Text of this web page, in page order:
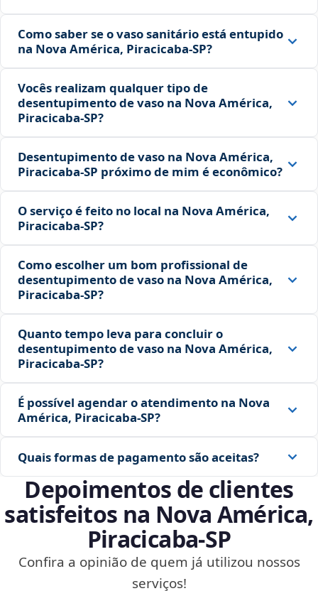
Como saber se o vaso sanitário está entupido
na Nova América, Piracicaba‑SP?
Vocês realizam qualquer tipo de
desentupimento de vaso na Nova América,
Piracicaba‑SP?
Desentupimento de vaso na Nova América,
Piracicaba‑SP próximo de mim é econômico?
O serviço é feito no local na Nova América,
Piracicaba‑SP?
Como escolher um bom profissional de
desentupimento de vaso na Nova América,
Piracicaba‑SP?
Quanto tempo leva para concluir o
desentupimento de vaso na Nova América,
Piracicaba‑SP?
É possível agendar o atendimento na Nova
América, Piracicaba‑SP?
Quais formas de pagamento são aceitas?
Depoimentos de clientes
satisfeitos na Nova América,
Piracicaba‑SP
Confira a opinião de quem já utilizou nossos
serviços!